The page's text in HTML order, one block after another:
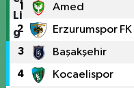
1 Amed
2 Erzurumspor FK
3 Başakşehir
4 Kocaelispor